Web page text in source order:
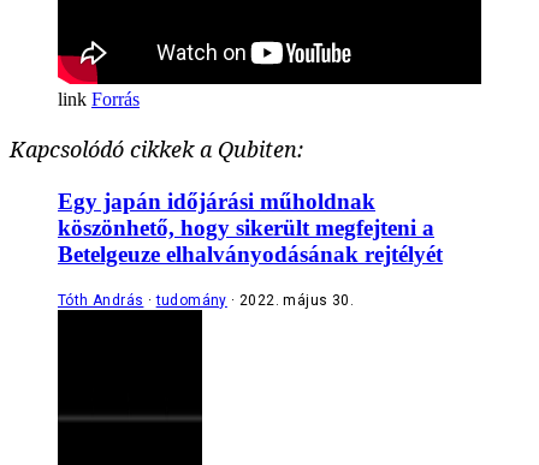
Forrás
Kapcsolódó cikkek a Qubiten:
Egy japán időjárási műholdnak
köszönhető, hogy sikerült megfejteni a
Betelgeuze elhalványodásának rejtélyét
Tóth András tudomány 2022. május 30.